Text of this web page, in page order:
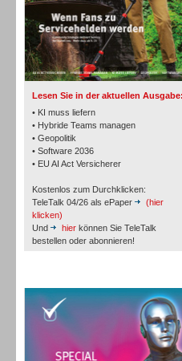
Lesen Sie in der aktuellen Ausgabe:
• KI muss liefern
• Hybride Teams managen
• Geopolitik
• Software 2036
• EU AI Act Versicherer
Kostenlos zum Durchklicken:
TeleTalk 04/26 als ePaper
(hier
klicken)
Und
hier können Sie TeleTalk
bestellen oder abonnieren!
TK- und ACD-Systeme
Workforce-Management